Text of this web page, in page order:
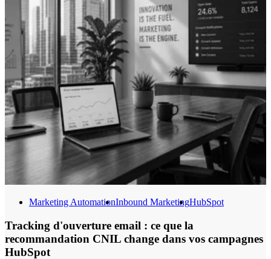
Marketing AutomationInbound MarketingHubSpot
Tracking d'ouverture email : ce que la
recommandation CNIL change dans vos campagnes
HubSpot